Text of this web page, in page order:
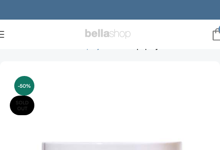
-50%
SOLD
OUT